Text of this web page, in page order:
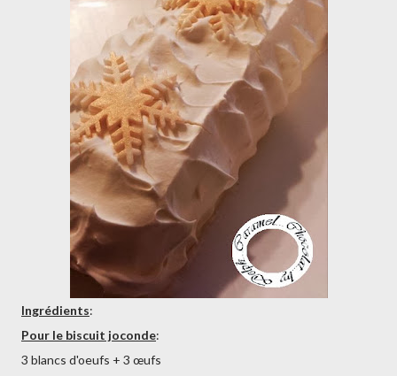
Ingrédients:
Pour le biscuit joconde:
3 blancs d'oeufs + 3 œufs